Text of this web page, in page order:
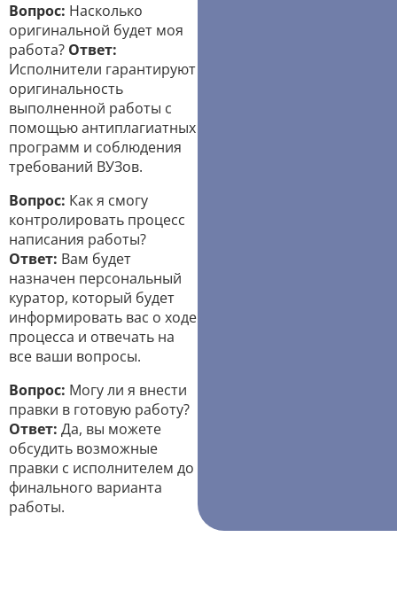
Вопрос: Насколько
оригинальной будет моя
работа? Ответ:
Исполнители гарантируют
оригинальность
выполненной работы с
помощью антиплагиатных
программ и соблюдения
требований ВУЗов.
Вопрос: Как я смогу
контролировать процесс
написания работы?
Ответ: Вам будет
назначен персональный
куратор, который будет
информировать вас о ходе
процесса и отвечать на
все ваши вопросы.
Вопрос: Могу ли я внести
правки в готовую работу?
Ответ: Да, вы можете
обсудить возможные
правки с исполнителем до
финального варианта
работы.